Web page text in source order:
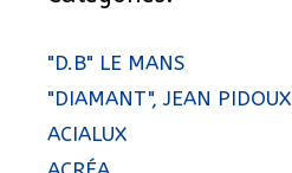
"D.B" LE MANS
"DIAMANT", JEAN PIDOUX
ACIALUX